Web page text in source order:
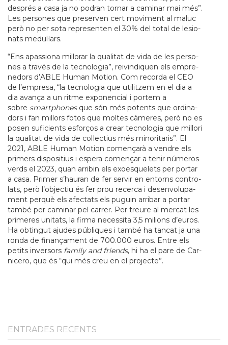
després a casa ja no podran tor­nar a cami­nar mai més”.
Les per­so­nes que pre­ser­ven cert movi­ment al maluc
però no per sota repre­sen­ten el 30% del total de lesi­o­
nats medul·lars.
“Ens apas­si­ona millo­rar la qua­li­tat de vida de les per­so­
nes a través de la tec­no­lo­gia”, rei­vin­di­quen els empre­
ne­dors d’ABLE Human Motion. Com recorda el CEO
de l’empresa, “la tec­no­lo­gia que uti­lit­zem en el dia a
dia avança a un ritme expo­nen­cial i por­tem a
sobre smartp­ho­nes que són més potents que ordi­na­
dors i fan millors fotos que mol­tes càmeres, però no es
posen sufi­ci­ents esforços a crear tec­no­lo­gia que millori
la qua­li­tat de vida de col·lec­tius més mino­ri­ta­ris”. El
2021, ABLE Human Motion començarà a ven­dre els
pri­mers dis­po­si­tius i espera començar a tenir números
verds el 2023, quan arri­bin els exo­es­que­lets per por­tar
a casa. Pri­mer s’hau­ran de fer ser­vir en entorns con­tro­
lats, però l’objec­tiu és fer prou recerca i desen­vo­lu­pa­
ment perquè els afec­tats els puguin arri­bar a por­tar
també per cami­nar pel car­rer. Per treure al mer­cat les
pri­me­res uni­tats, la firma neces­sita 3,5 mili­ons d’euros.
Ha obtin­gut aju­des públi­ques i també ha tan­cat ja una
ronda de finançament de 700.000 euros. Entre els
petits inver­sors family and fri­ends, hi ha el pare de Car­
ni­cero, que és “qui més creu en el pro­jecte”.
ENTRADES RECENTS